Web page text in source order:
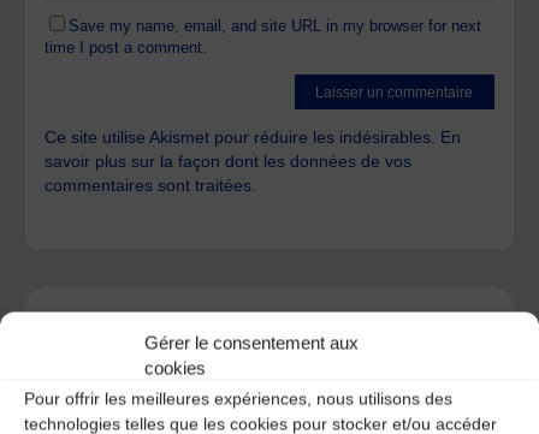
Gérer le consentement aux
cookies
Pour offrir les meilleures expériences, nous utilisons des
technologies telles que les cookies pour stocker et/ou accéder
Save my name, email, and site URL in my browser for next
time I post a comment.
Ce site utilise Akismet pour réduire les indésirables. En
savoir plus sur la façon dont les données de vos
commentaires sont traitées.